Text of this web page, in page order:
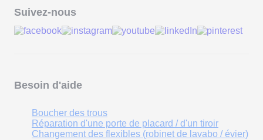
Suivez-nous
Besoin d'aide
Boucher des trous
Réparation d'une porte de placard / d'un tiroir
Changement des flexibles (robinet de lavabo / évier)